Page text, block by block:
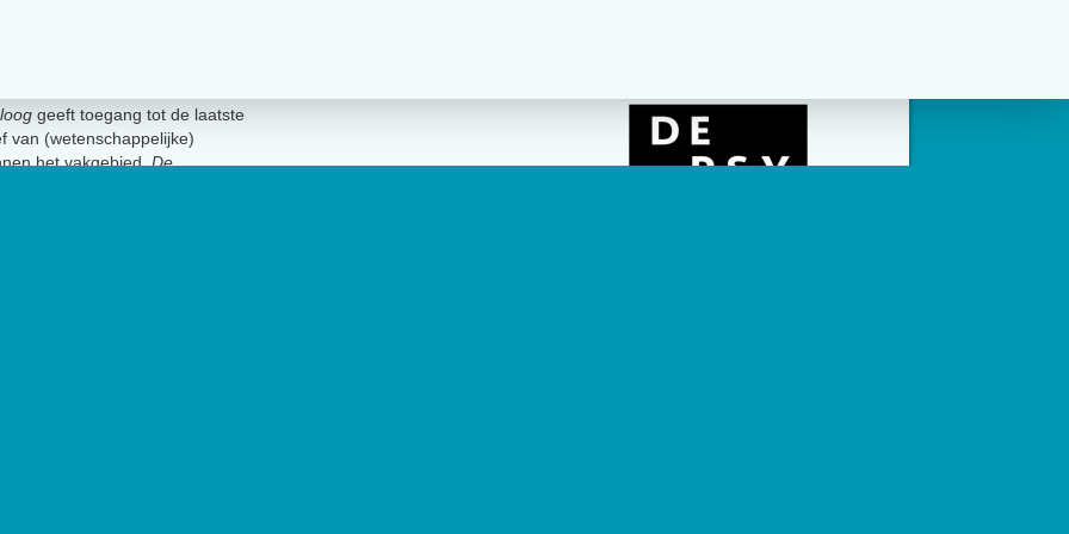
geeft toegang tot de laatste
van (wetenschappelijke)
het vakgebied.De